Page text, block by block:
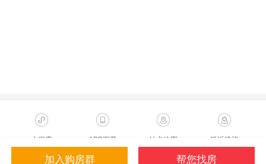
加入购房群 帮您找房
小程序 APP下载 站点地图 投诉建议